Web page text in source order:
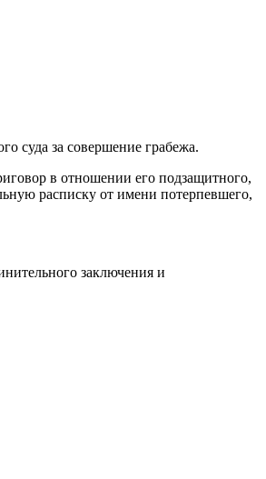
суда за совершение грабежа.
в отношении его подзащитного,
расписку от имени потерпевшего,
заключения и